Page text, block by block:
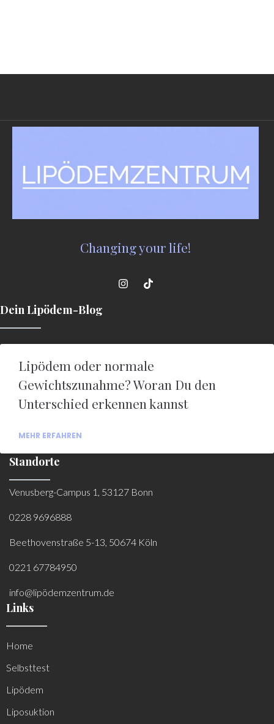
Changing your life!
Dein Lipödem-Blog
Lipödem oder normale
Gewichtszunahme? Woran Du den
Unterschied erkennen kannst
MEHR ERFAHREN
Standorte
Venusberg-Campus 1, 53127 Bonn
0228 9696888
Beethovenstraße 5-13, 50674 Köln
0221 67784950
info@lipödemzentrum.de
Links
Home
Selbsttest
Lipödem
Liposuktion